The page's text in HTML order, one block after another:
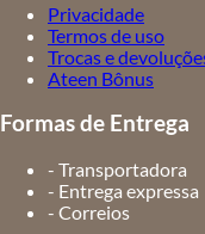
Privacidade
Termos de uso
Trocas e
Ateen Bônus
Formas de Entrega
- Transportadora
- Entrega expressa
- Correios